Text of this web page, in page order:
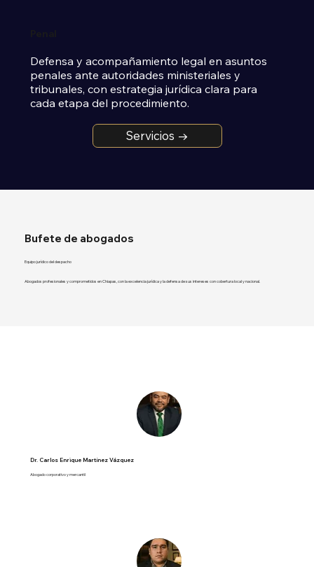
Defensa y acompañamiento legal en asuntos
penales ante autoridades ministeriales y
tribunales, con estrategia jurídica clara para
cada etapa del procedimiento.
Servicios →
Bufete de abogados
Equipo jurídico del despacho
Abogados profesionales y comprometidos en Chiapas, con la excelencia jurídica y la defensa de sus intereses con cobertura local y nacional.
Dr. Carlos Enrique Martínez Vázquez
Abogado corporativo y mercantil